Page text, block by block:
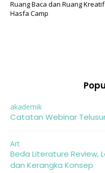
Ruang Baca dan Ruang Kreatif
Hasfa Camp
akademik
Catatan Webinar
Art
Beda Literature Review,
dan Kerangka Konsep